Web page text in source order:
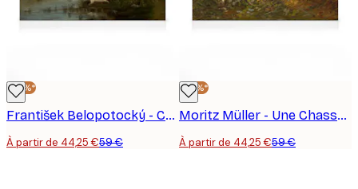
-25%*
František Belopotocký - Chasse au Canard Sauvage Toile
À partir de 44,25 €59 €
-25%*
Moritz Müller - Une Chasse au Faisan Toile
À partir de 44,25 €59 €